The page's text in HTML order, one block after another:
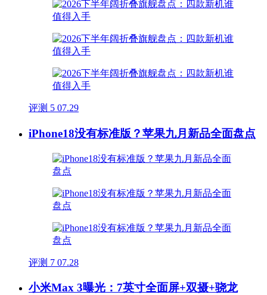
评测 5 07.29
iPhone18没有标准版？苹果九月新品全面盘点
评测 7 07.28
小米Max 3曝光：7英寸全面屏+双摄+骁龙